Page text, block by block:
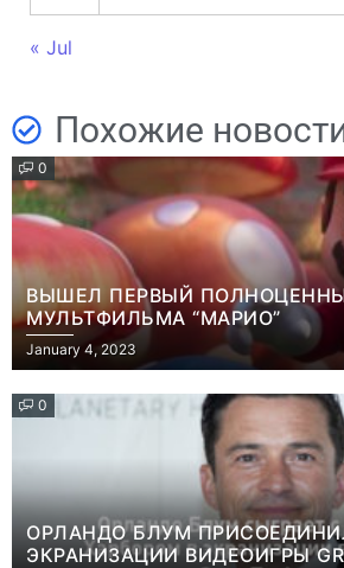
« Jul
Похожие
0
ВЫШЕЛ ПЕРВЫЙ
МУЛЬТФИЛЬМА “МАРИО”
January 4, 2023
0
ОРЛАНДО БЛУМ
ЭКРАНИЗАЦИИ ВИДЕОИГРЫ